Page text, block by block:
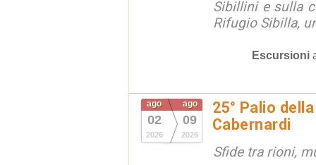
Sibillini e sulla
Rifugio Sibilla,
Escursioni
ago
02
2026
ago
09
2026
25° Palio
Cabernardi
Sfide tra rioni,